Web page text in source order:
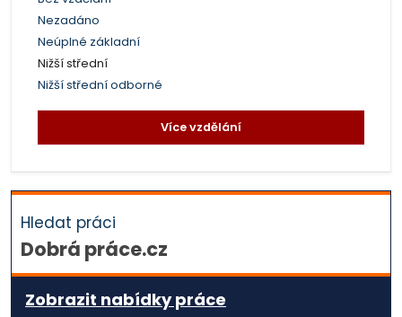
Nezadáno
Neúplné základní
Nižší střední
Nižší střední odborné
Více vzdělání
Hledat práci
Dobrá práce.cz
Zobrazit nabídky práce